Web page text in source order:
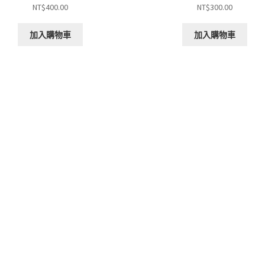
NT$400.00
加入購物車
NT$300.00
加入購物車